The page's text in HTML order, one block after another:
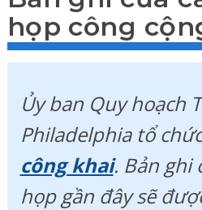
họp công
Ủy ban Quy hoạch
Philadelphia tổ
công khai. Bản ghi
họp gần đây sẽ